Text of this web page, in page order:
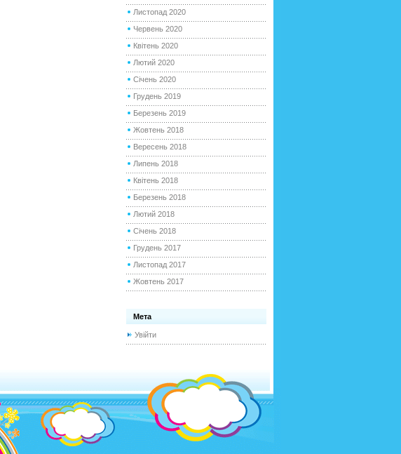
Листопад 2020
Червень 2020
Квітень 2020
Лютий 2020
Січень 2020
Грудень 2019
Березень 2019
Жовтень 2018
Вересень 2018
Липень 2018
Квітень 2018
Березень 2018
Лютий 2018
Січень 2018
Грудень 2017
Листопад 2017
Жовтень 2017
Мета
Увійти